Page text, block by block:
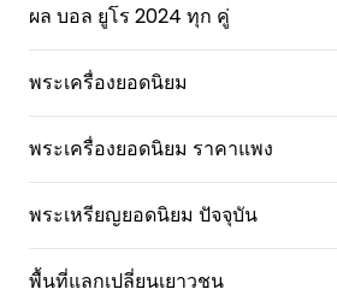
ผล บอล ยูโร 2024 ทุก คู่
พระเครื่องยอดนิยม
พระเครื่องยอดนิยม ราคาแพง
พระเหรียญยอดนิยม ปัจจุบัน
พื้นที่แลกเปลี่ยนเยาวชน